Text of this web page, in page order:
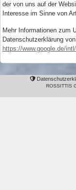
der von uns auf der
Interesse im Sinne von
Mehr Informationen zum
Datenschutzerklärung
https://www.google.de/
ROSSITTIS